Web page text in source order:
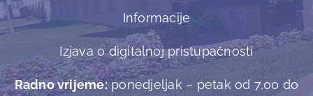
Informacije
Izjava o digitalnoj pristupačnosti
Radno vrijeme:ponedjeljak – petak od 7,00 do